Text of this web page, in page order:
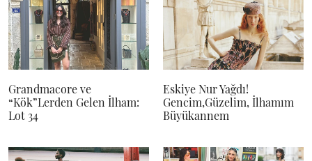
Grandmacore ve
“Kök”Lerden Gelen İlham:
Lot 34
Eskiye Nur Yağdı!
Gencim,Güzelim, İlhamım
Büyükannem